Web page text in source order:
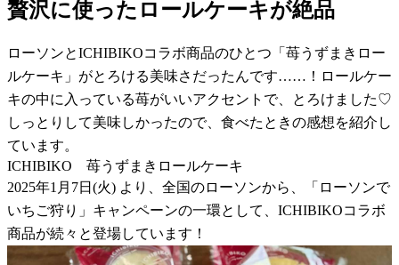
贅沢に使ったロールケーキが絶品
ローソンとICHIBIKOコラボ商品のひとつ「苺うずまきロー
ルケーキ」がとろける美味さだったんです……！ロールケー
キの中に入っている苺がいいアクセントで、とろけました♡
しっとりして美味しかったので、食べたときの感想を紹介し
ています。
ICHIBIKO 苺うずまきロールケーキ
2025年1月7日(火) より、全国のローソンから、「ローソンで
いちご狩り」キャンペーンの一環として、ICHIBIKOコラボ
商品が続々と登場しています！